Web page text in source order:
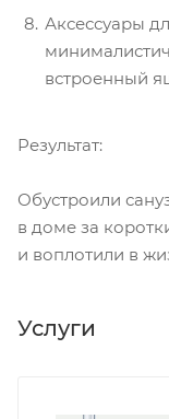
Аксессуары
встроенный
Результат:
Обустроили
в доме за
и воплотили в
Услуги